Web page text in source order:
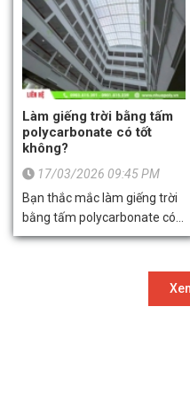
gian kinh doanh.
Làm giếng trời bằng tấm
polycarbonate có tốt
không?
17/03/2026 09:45 PM
Bạn thắc mắc làm giếng trời
bằng tấm polycarbonate có
tốt không? Khám phá ưu
tấm Poly và quy trình thi